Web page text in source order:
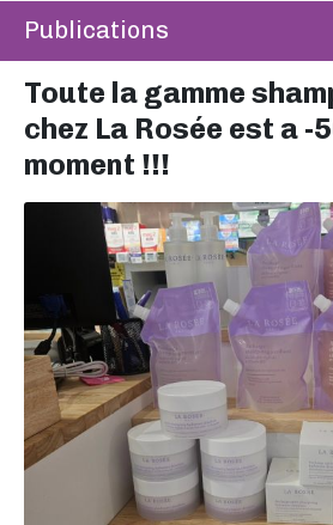
Publications
Toute la gamme
chez La Rosée est a -
moment !!!